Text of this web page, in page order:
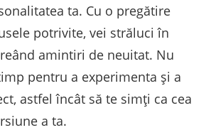
ta. Cu o pregătire
potrivite, vei străluci în
amintiri de neuitat. Nu
pentru a experimenta și a
astfel încât să te simți ca cea
a ta.